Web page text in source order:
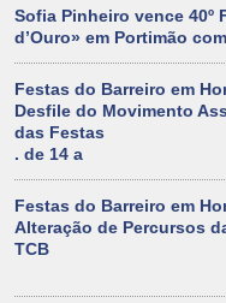
Sofia Pinheiro vence 40º
d’Ouro» em Portimão
Festas do Barreiro em
Desfile do Movimento
das Festas
. de 14 a
Festas do Barreiro em
Alteração de Percursos
TCB